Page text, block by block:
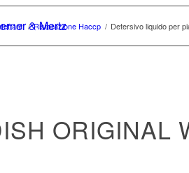
& Mertz
/ Ristorazione Haccp / Detersivo liquido per
ORIGINAL